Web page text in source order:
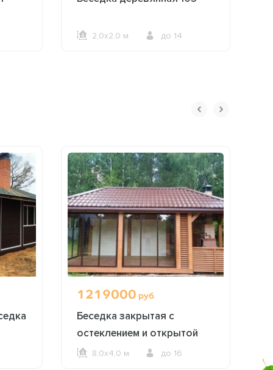
2,0х2,0 м. до 14
1219000 руб
Беседка закрытая с
остеклением и открытой
зоной барбекю 2613
8,0х4,0 м. до 16